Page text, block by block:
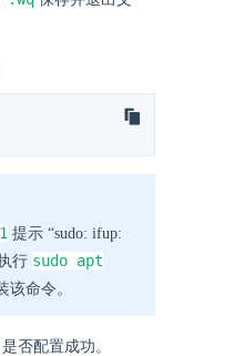
提示 “sudo: ifup:
行 sudo apt
该命令。
否配置成功。